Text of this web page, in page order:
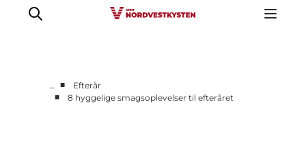
… ■
Efterår
■
8 hyggelige smagsoplevelser til efteråret